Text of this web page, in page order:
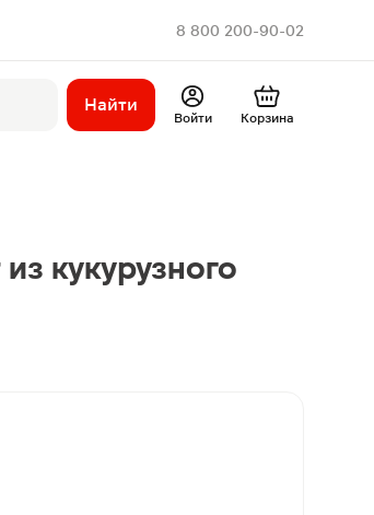
8 800 200-90-02
Найти
Войти Корзина
кукурузного